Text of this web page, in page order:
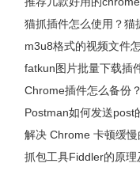
猫抓插件怎么使用？猫
m3u8格式的视频文件
fatkun图片批量下载插
Chrome插件怎么备份
Postman如何发送post
解决 Chrome 卡顿缓慢
抓包工具Fiddler的原